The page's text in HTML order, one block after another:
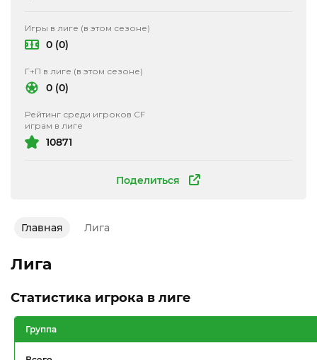
Поделиться
Игры в лиге (в этом сезоне)
0 (0)
Г+П в лиге (в этом сезоне)
0 (0)
Рейтинг среди игроков CF
играм в лиге
10871
Главная Лига
Лига
Статистика игрока в лиге
Группа